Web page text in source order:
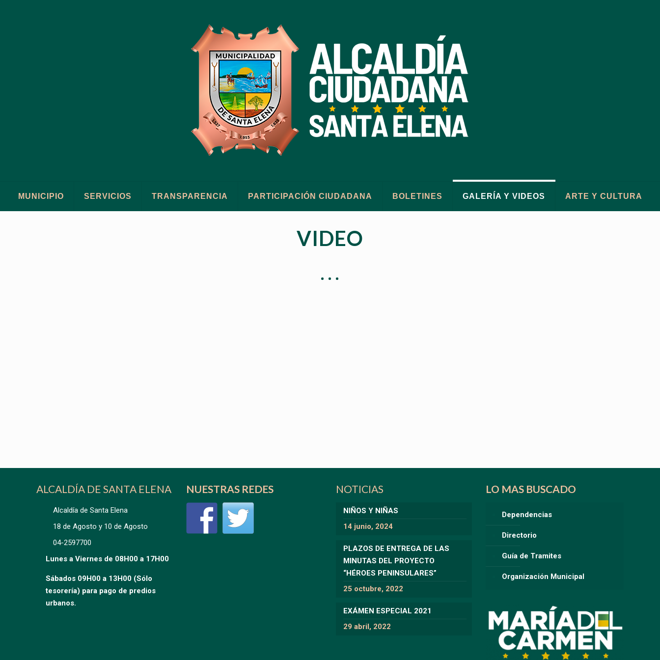
MUNICIPIO SERVICIOS TRANSPARENCIA PARTICIPACIÓN CIUDADANA BOLETINES GALERÍA Y VIDEOS ARTE Y CULTURA
VIDEO
ALCALDÍA DE SANTA ELENA
Alcaldía de Santa Elena
18 de Agosto y 10 de Agosto
04-2597700
Lunes a Viernes de 08H00 a 17H00
Sábados 09H00 a 13H00 (Sólo
tesorería) para pago de predios
urbanos.
NUESTRAS REDES NOTICIAS
NIÑOS Y NIÑAS
14 junio, 2024
PLAZOS DE ENTREGA DE LAS
MINUTAS DEL PROYECTO
“HÉROES PENINSULARES”
25 octubre, 2022
EXÁMEN ESPECIAL 2021
29 abril, 2022
LO MAS BUSCADO
Dependencias
Directorio
Guía de Tramites
Organización Municipal